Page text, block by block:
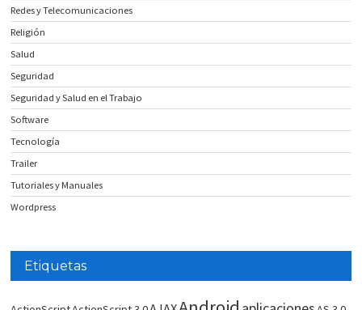
Redes y Telecomunicaciones
Religión
Salud
Seguridad
Seguridad y Salud en el Trabajo
Software
Tecnología
Trailer
Tutoriales y Manuales
Wordpress
Etiquetas